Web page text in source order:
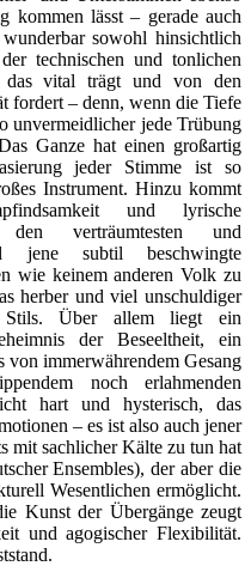
kommen lässt – gerade auch
sowohl hinsichtlich
technischen und tonlichen
das vital trägt und von den
fordert – denn, wenn die Tiefe
unvermeidlicher jede Trübung
Ganze hat einen großartig
jeder Stimme ist so
Instrument. Hinzu kommt
und lyrische
verträumtesten und
jene subtil beschwingte
wie keinem anderen Volk zu
herber und viel unschuldiger
Über allem liegt ein
der Beseeltheit, ein
von immerwährendem Gesang
noch erlahmenden
hart und hysterisch, das
– es ist also auch jener
mit sachlicher Kälte zu tun hat
Ensembles), der aber die
Wesentlichen ermöglicht.
Kunst der Übergänge zeugt
und agogischer Flexibilität.